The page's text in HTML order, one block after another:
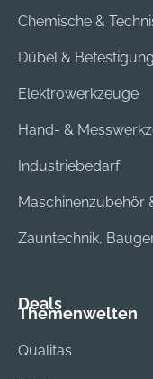
Chemische &
Dübel &
Elektrowerkzeuge
Hand- &
Industriebedarf
Maschinenzubehör
Zauntechnik,
Deals
Themenwelten
Qualitas